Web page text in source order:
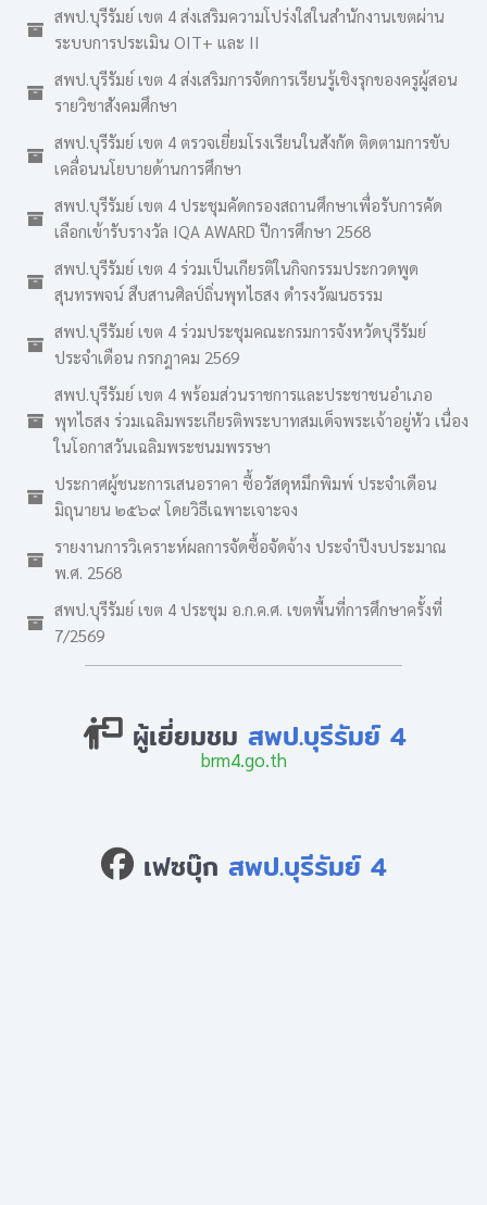
สพป.บุรีรัมย์ เขต 4 ส่งเสริมความโปร่งใสในสำนักงานเขตผ่าน
ระบบการประเมิน OIT+ และ II
สพป.บุรีรัมย์ เขต 4 ส่งเสริมการจัดการเรียนรู้เชิงรุกของครูผู้สอน
รายวิชาสังคมศึกษา
สพป.บุรีรัมย์ เขต 4 ตรวจเยี่ยมโรงเรียนในสังกัด ติดตามการขับ
เคลื่อนนโยบายด้านการศึกษา
สพป.บุรีรัมย์ เขต 4 ประชุมคัดกรองสถานศึกษาเพื่อรับการคัด
เลือกเข้ารับรางวัล IQA AWARD ปีการศึกษา 2568
สพป.บุรีรัมย์ เขต 4 ร่วมเป็นเกียรติในกิจกรรมประกวดพูด
สุนทรพจน์ สืบสานศิลป์ถิ่นพุทไธสง ดำรงวัฒนธรรม
สพป.บุรีรัมย์ เขต 4 ร่วมประชุมคณะกรมการจังหวัดบุรีรัมย์
ประจำเดือน กรกฎาคม 2569
สพป.บุรีรัมย์ เขต 4 พร้อมส่วนราชการและประชาชนอำเภอ
พุทไธสง ร่วมเฉลิมพระเกียรติพระบาทสมเด็จพระเจ้าอยู่หัว เนื่อง
ในโอกาสวันเฉลิมพระชนมพรรษา
ประกาศผู้ชนะการเสนอราคา ซื้อวัสดุหมึกพิมพ์ ประจำเดือน
มิถุนายน ๒๕๖๙ โดยวิธีเฉพาะเจาะจง
รายงานการวิเคราะห์ผลการจัดซื้อจัดจ้าง ประจำปีงบประมาณ
พ.ศ. 2568
สพป.บุรีรัมย์ เขต 4 ประชุม อ.ก.ค.ศ. เขตพื้นที่การศึกษาครั้งที่
7/2569
ผู้เยี่ยมชม สพป.บุรีรัมย์ 4
brm4.go.th
เฟซบุ๊ก สพป.บุรีรัมย์ 4